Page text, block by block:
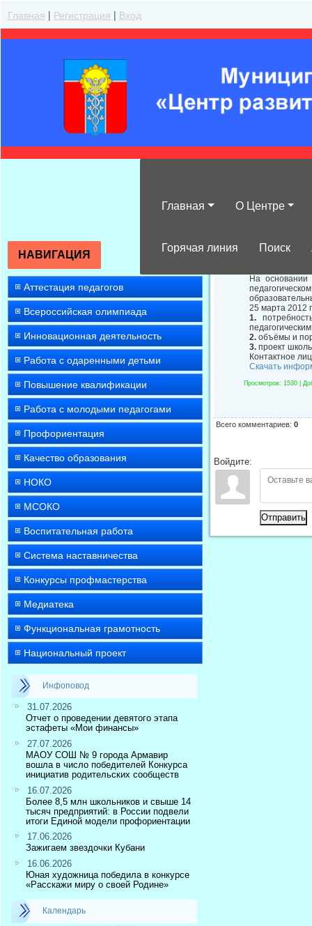
Главная | Регистрация | Вход
Главная О Центре
Горячая линия Поиск
НАВИГАЦИЯ
Аттестация педагогов
Всероссийская олимпиада
Инновационная деятельность
Работа с одаренными детьми
Повышение квалификации
Работа с молодыми педагогами
Профориентация
Качество образования
НОКО
МСОКО
Воспитательная работа
Система наставничества
Конкурсы профмастерства
Медиатека
Функциональная грамотность
Национальный проект
Инфоповод
31.07.2026
Отчет о проведении девятого этапа
эстафеты «Мои финансы»
27.07.2026
МАОУ СОШ № 9 города Армавир
вошла в число победителей Конкурса
инициатив родительских сообществ
16.07.2026
Более 8,5 млн школьников и свыше 14
тысяч предприятий: в России подвели
итоги Единой модели профориентации
17.06.2026
Зажигаем звездочки Кубани
16.06.2026
Юная художница победила в конкурсе
«Расскажи миру о своей Родине»
Календарь
На
25 марта 2012
1.
2. объёмы и
3. проект
Контактное
Скачать
Просмотров: 1530 |
Всего комментариев: 0
Войдите:
Отправить